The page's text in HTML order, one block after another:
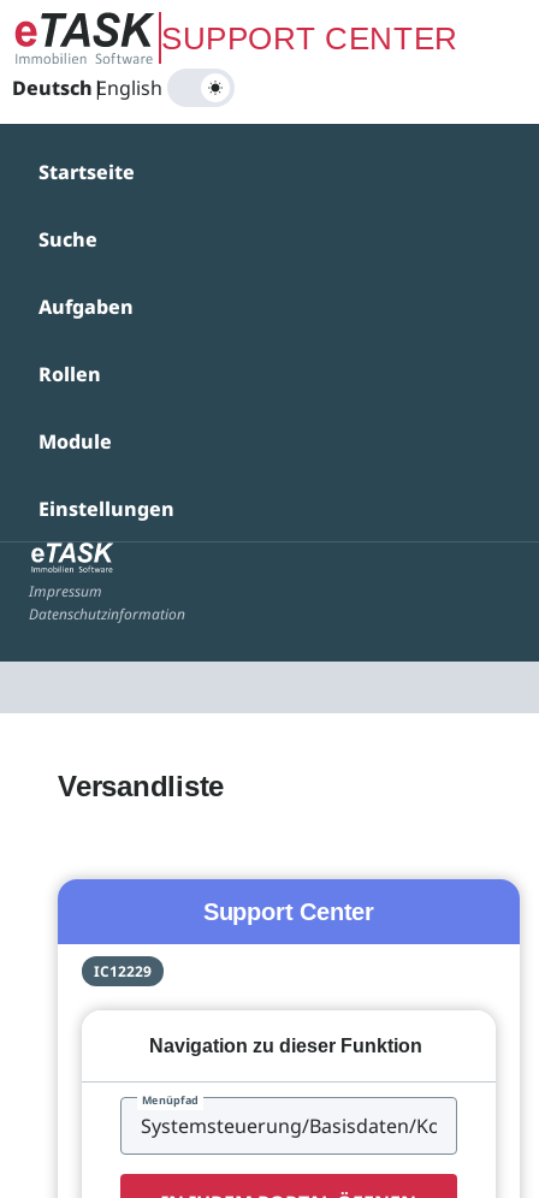
Zum Hauptinhalt springenSUPPORT CENTER
Deutsch|
English
Startseite
Suche
Aufgaben
Rollen
Module
Einstellungen
Impressum
Datenschutzinformation
Versandliste
Support Center
IC12229
Navigation zu dieser Funktion
Menüpfad